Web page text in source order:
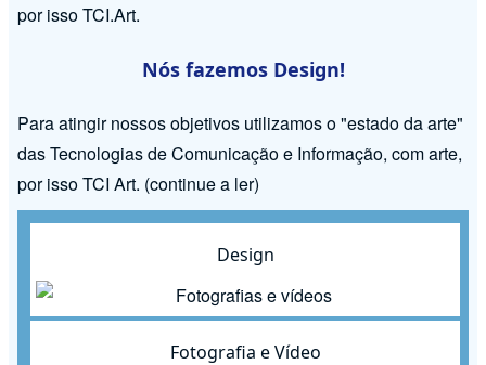
por isso TCI.Art.
Nós fazemos Design!
Para atingir nossos objetivos utilizamos o "estado da arte"
das Tecnologias de Comunicação e Informação, com arte,
por isso TCI Art. (continue a ler)
Design
Fotografia e Vídeo